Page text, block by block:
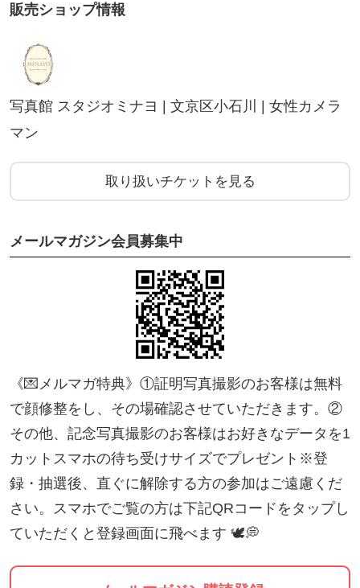
相談が可能、
／
つまり実質0円なんです！
上記URLよりウェブチケット(コンサートなどで使う
チケットのイメージですね。)
ンタン♪
(難しい場合はお電話や対面時でも対応してます！)
━୨୧━・━୨୧━・━୨୧━
会員登録の流れ
━୨୧━・━୨୧━・━୨୧━
1，今すぐ購入→新規登録もしくはログイン
販売ショップ情報
写真館 スタジオミナヨ | 文京区小石川 | 女性カメラ
マン
取り扱いチケットを見る
メールマガジン会員募集中
《💌メルマガ特典》①証明写真撮影のお客様は無料
で顔修整をし、その場確認させていただきます。②
その他、記念写真撮影のお客様はお好きなデータを1
カットスマホの待ち受けサイズでプレゼント※登
録・抽選後、直ぐに解除する方の参加はご遠慮くだ
さい。スマホでご覧の方は下記QRコードをタップし
ていただくと登録画面に飛べます 🕊💭